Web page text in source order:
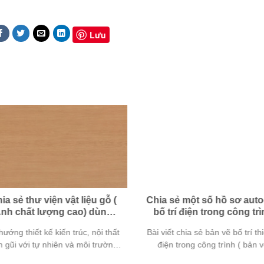
Lưu
sẻ thư viện vật liệu gỗ (
chất lượng cao) dùng
thiết kế kiến trúc, nội thất
gũi với tự nhiên và môi trường
Chia sẻ một số hồ sơ
bố trí điện trong công
Bài viết chia sẻ bản vẽ bố trí
điện trong công trình ( bản